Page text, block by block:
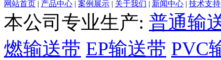
网站首页 | 产品中心 | 案例展示 | 关于我们 | 新闻中心 | 技术支持
本公司专业生产: 普通输
燃输送带 EP输送带 PVC